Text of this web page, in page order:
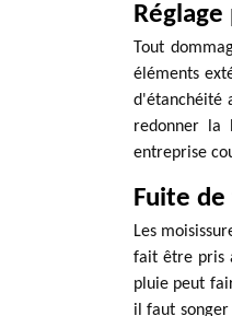
Tout
éléments
d'étanchéité
redonner la
entreprise
Fuite
Les
fait être pris
pluie peut
il faut